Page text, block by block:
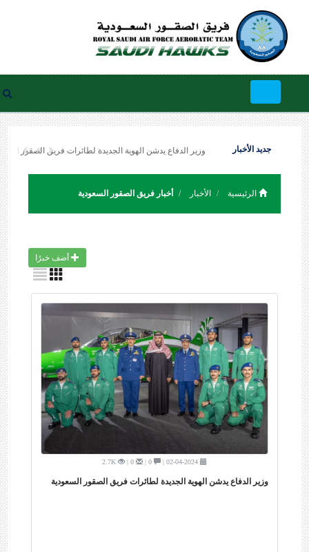
navigation
جديد الأخبار وزير الدفاع يدشن الهوية الجديدة لطائرات فريق الصقور
الرئيسية الأخبار أخبار فريق الصقور السعودية
أضف خبرًا
02-04-2024 |
0 |
0 |
2.7K
وزير الدفاع يدشن الهوية الجديدة لطائرات فريق الصقور السعودية